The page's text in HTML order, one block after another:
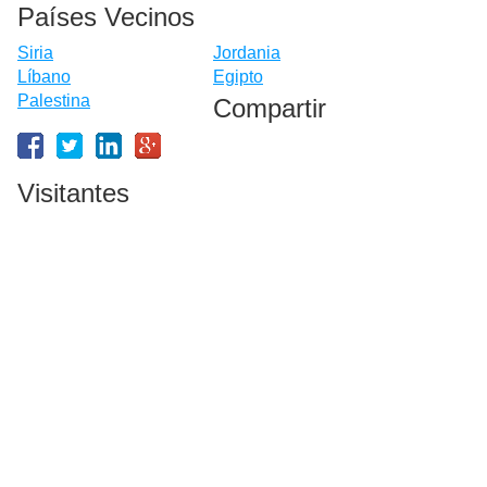
Países Vecinos
Siria
Jordania
Líbano
Egipto
Palestina
Compartir
Visitantes